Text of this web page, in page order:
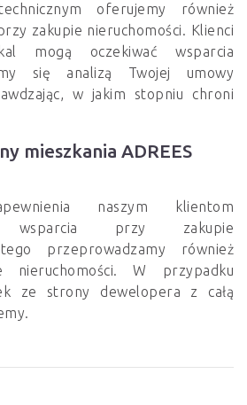
oferujemy również
zakupie nieruchomości. Klienci
mogą oczekiwać wsparcia
się analizą Twojej umowy
w jakim stopniu chroni
mieszkania ADREES
naszym klientom
wsparcia przy zakupie
przeprowadzamy również
nieruchomości. W przypadku
ze strony dewelopera z całą